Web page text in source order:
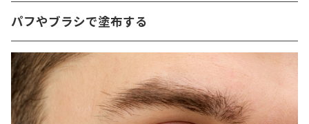
パフやブラシで塗布する